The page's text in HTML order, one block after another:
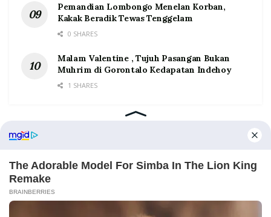
Pemandian Lombongo Menelan Korban,
Kakak Beradik Tewas Tenggelam
0 SHARES
Malam Valentine , Tujuh Pasangan Bukan
Muhrim di Gorontalo Kedapatan Indehoy
1 SHARES
Home Tentang Kontak Redaksi Pedoman Media Siber